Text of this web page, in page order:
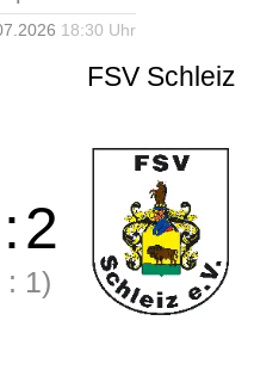
18:30 Uhr
FSV Schleiz
:2
: 1)